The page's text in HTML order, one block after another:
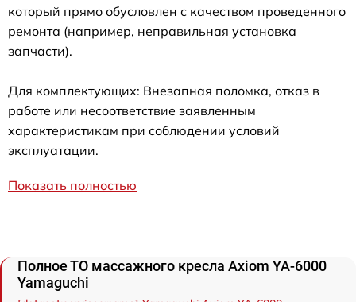
который прямо обусловлен с качеством проведенного
ремонта (например, неправильная установка
запчасти).
Для комплектующих: Внезапная поломка, отказ в
работе или несоответствие заявленным
характеристикам при соблюдении условий
эксплуатации.
Показать полностью
Полное ТО массажного кресла Axiom YA-6000
Yamaguchi